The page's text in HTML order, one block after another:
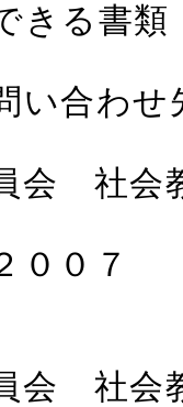
きる書
い合わせ
会 社会
００７
会 社会